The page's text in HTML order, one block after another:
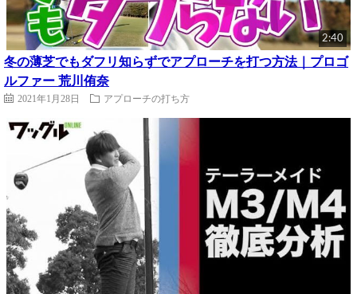
2:40
冬の薄芝でもダフリ知らずでアプローチを打つ方法｜プロゴ
ルファー 荒川侑奈
2021年1月28日 アプローチの打ち方